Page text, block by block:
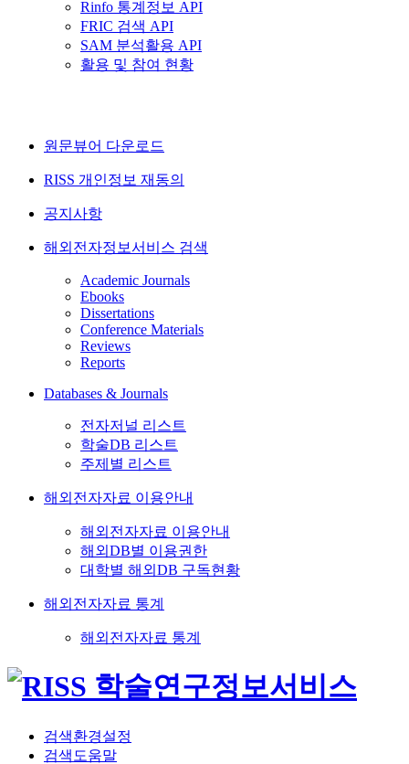
Rinfo 통계정보 API
FRIC 검색 API
SAM 분석활용 API
활용 및 참여 현황
원문뷰어 다운로드
RISS 개인정보 재동의
공지사항
해외전자정보서비스 검색
Academic Journals
Ebooks
Dissertations
Conference Materials
Reviews
Reports
Databases & Journals
전자저널 리스트
학술DB 리스트
주제별 리스트
해외전자자료 이용안내
해외전자자료 이용안내
해외DB별 이용권한
대학별 해외DB 구독현황
해외전자자료 통계
해외전자자료 통계
검색환경설정
검색도움말